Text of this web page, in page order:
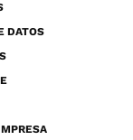
DATOS